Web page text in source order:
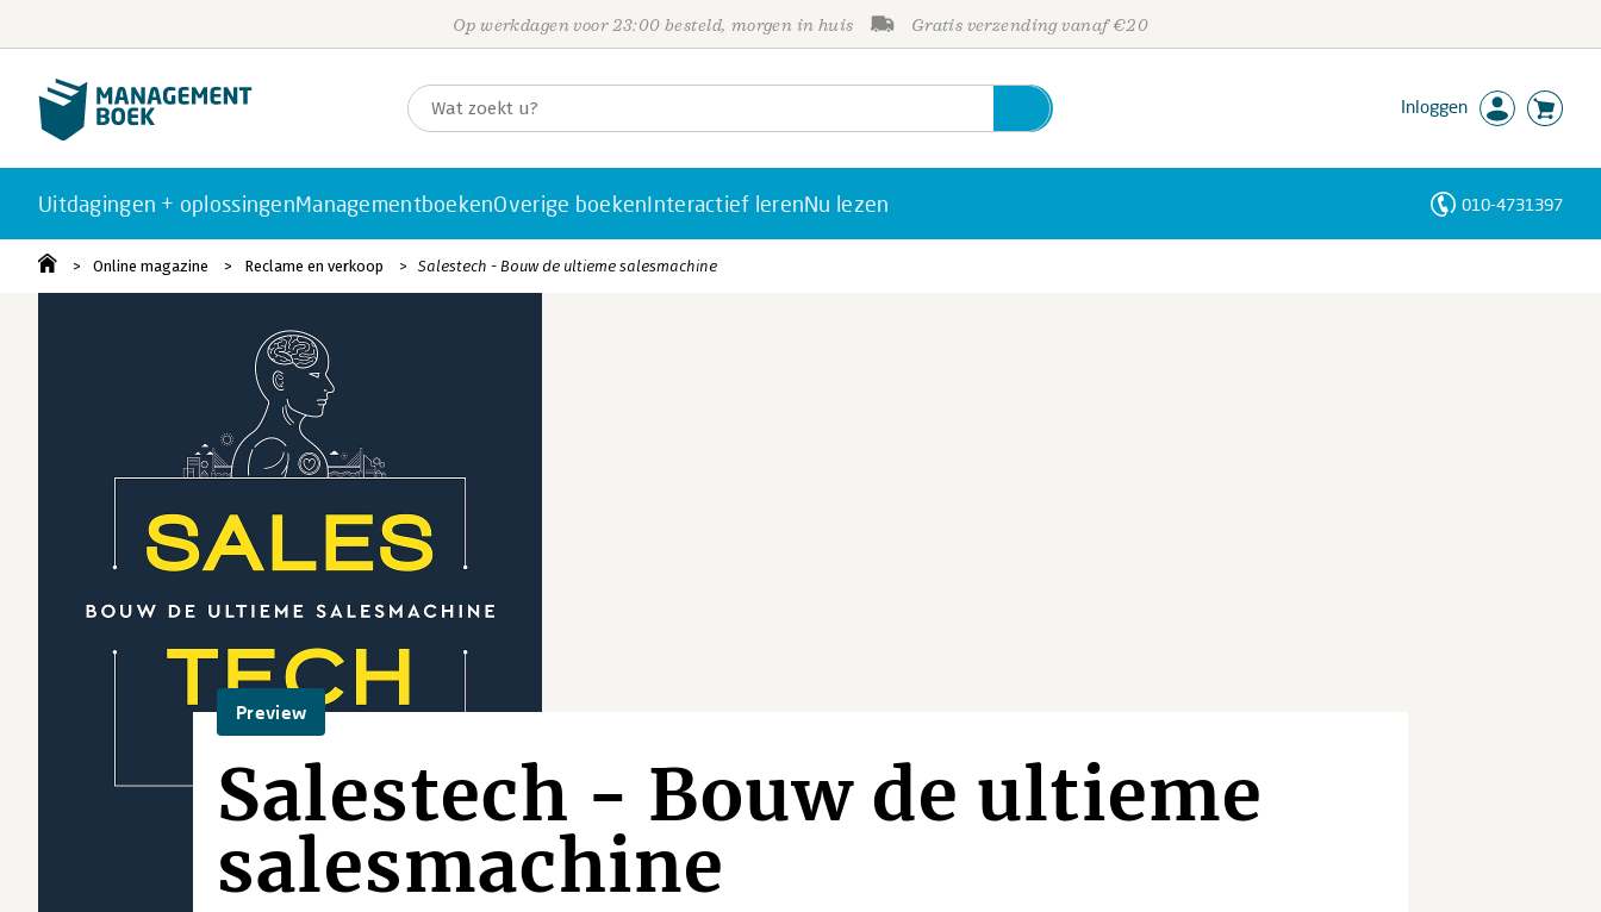
Op werkdagen voor 23:00 besteld, morgen in huis Gratis verzending vanaf €20
Inloggen
Uitdagingen + oplossingenManagementboekenOverige boekenInteractief lerenNu lezen 010-4731397
Online magazine Reclame en verkoop Salestech - Bouw de ultieme salesmachine
Preview
Salestech - Bouw de ultieme
salesmachine
Personen